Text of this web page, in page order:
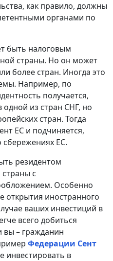
как правило, должны
органами по
быть налоговым
страны. Но он может
более стран. Иногда это
Например, по
получается,
одной из стран СНГ, но
стран. Тогда
ЕС и подчиняется,
ЕС.
резидентом
с
Особенно
открытия иностранного
ваших инвестиций в
всего добиться
вы – гражданин
Федерации Сент
инвестировать в